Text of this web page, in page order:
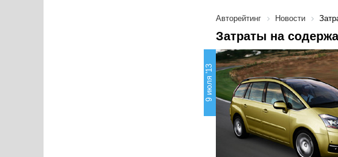
Авторейтинг Новости
Затраты на
9 июля '13